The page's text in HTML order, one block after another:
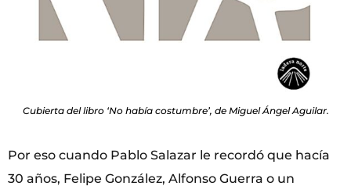
Cubierta del libro ‘No había costumbre’, de Miguel Ángel Aguilar.
Por eso cuando Pablo Salazar le recordó que hacía
30 años, Felipe González, Alfonso Guerra o un